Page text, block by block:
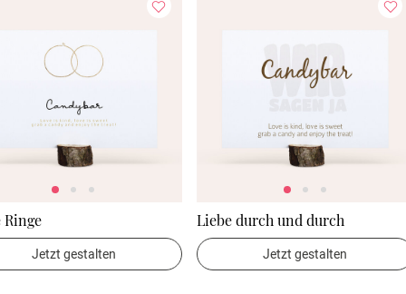
Ringe
Jetzt gestalten
Liebe durch und durch
Jetzt gestalten